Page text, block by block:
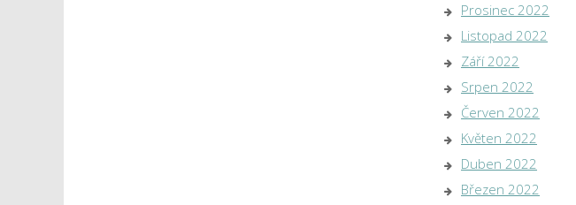
Prosinec 2022
Listopad 2022
Září 2022
Srpen 2022
Červen 2022
Květen 2022
Duben 2022
Březen 2022